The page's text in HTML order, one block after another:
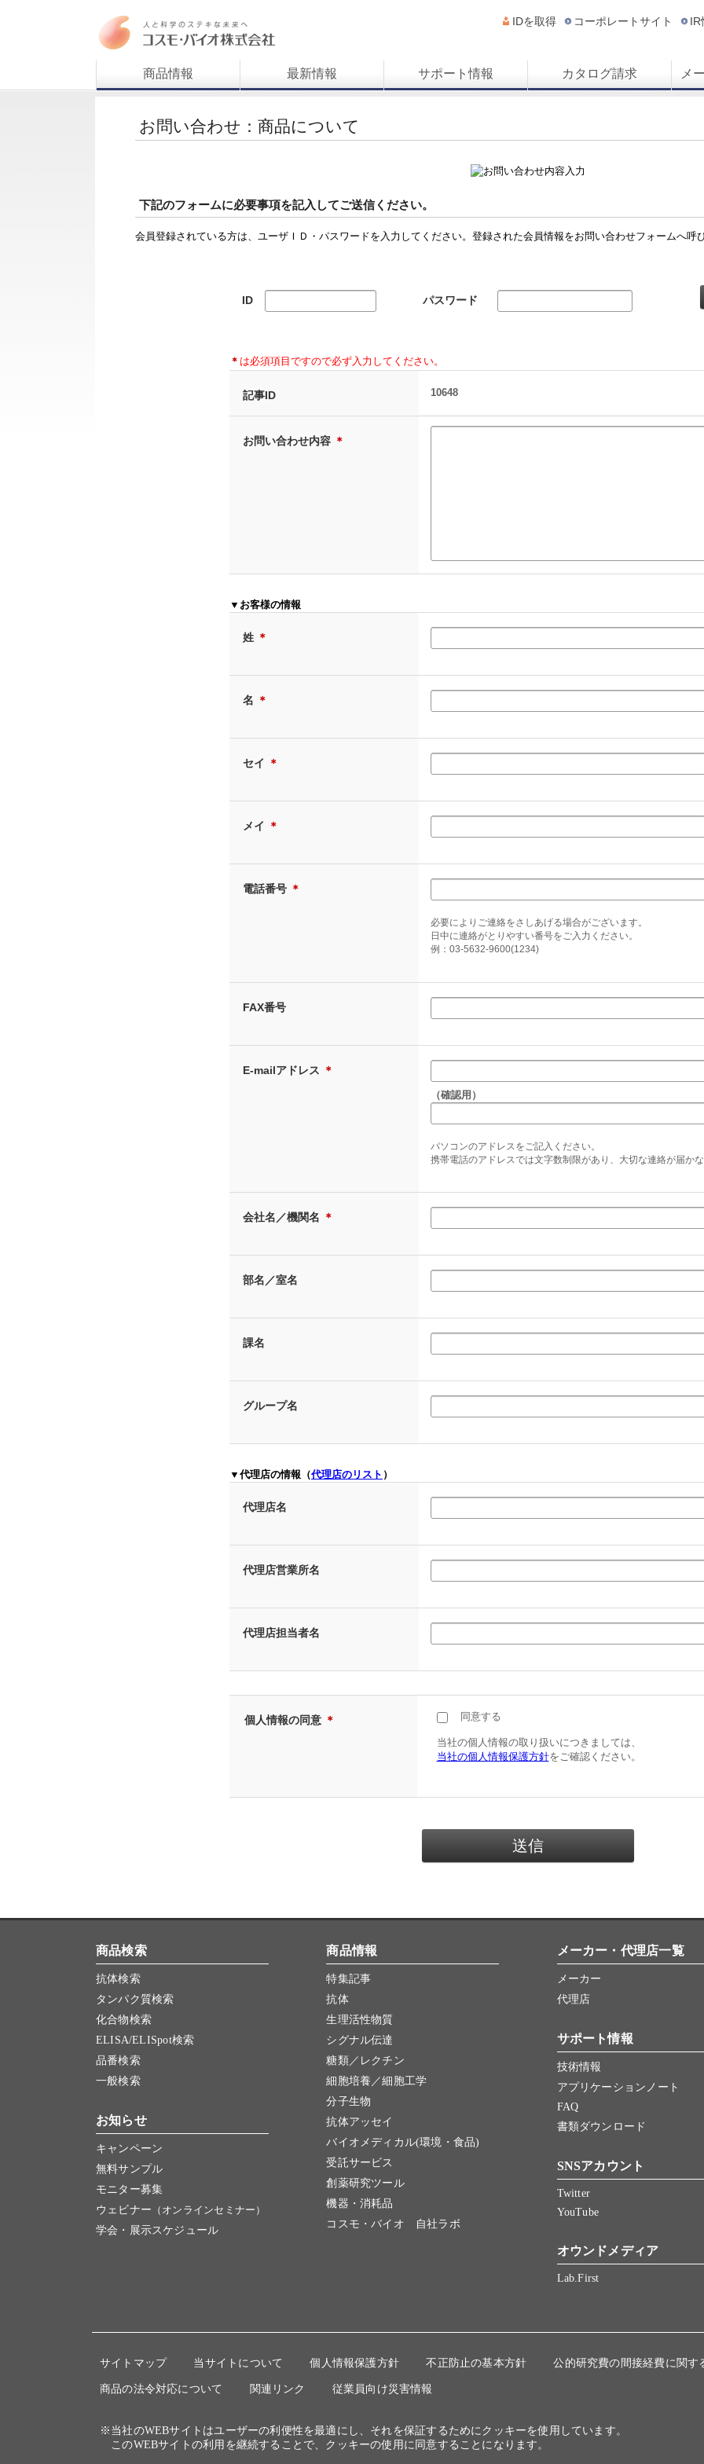
IDを取得 コーポレートサイト IR
商品情報 最新情報 サポート情報 カタログ請求 メ
お問い合わせ：商品について
下記のフォームに必要事項を記入してご送信ください。
会員登録されている方は、ユーザＩＤ・パスワードを入力してください。登録された会員情報をお問い合わせフォームへ呼
ID パスワード
＊ は必須項目ですので必ず入力してください。
記事ID 10648
お問い合わせ内容 ＊
▼お客様の情報
姓 ＊
名 ＊
セイ ＊
メイ ＊
電話番号 ＊
必要によりご連絡をさしあげる場合がございます。
日中に連絡がとりやすい番号をご入力ください。
例：03-5632-9600(1234)
FAX番号
E-mailアドレス ＊
（確認用）
パソコンのアドレスをご記入ください。
携帯電話のアドレスでは文字数制限があり、大切な連絡が届かな
会社名／機関名 ＊
部名／室名
課名
グループ名
▼代理店の情報（代理店のリスト ）
代理店名
代理店営業所名
代理店担当者名
個人情報の同意 ＊ 同意する
当社の個人情報の取り扱いにつきましては、
当社の個人情報保護方針をご確認ください。
商品検索
抗体検索
タンパク質検索
化合物検索
ELISA/ELISpot検索
品番検索
一般検索
お知らせ
キャンペーン
無料サンプル
モニター募集
ウェビナー （オンラインセミナー）
学会・展示スケジュール
商品情報
特集記事
抗体
生理活性物質
シグナル伝達
糖類／レクチン
細胞培養／細胞工学
分子生物
抗体アッセイ
バイオメディカル(環境・食品)
受託サービス
創薬研究ツール
機器・消耗品
コスモ・バイオ 自社ラボ
メーカー・代理店一覧
メーカー
代理店
サポート情報
技術情報
アプリケーションノート
FAQ
書類ダウンロード
SNSアカウント
Twitter
YouTube
オウンドメディア
Lab.First
サイトマップ 当サイトについて 個人情報保護方針 不正防止の基本方針 公的研究費の間接経費に関す
商品の法令対応について 関連リンク 従業員向け災害情報
※当社のWEBサイトはユーザーの利便性を最適にし、それを保証するためにクッキーを使用しています。
このWEBサイトの利用を継続することで、クッキーの使用に同意することになります。